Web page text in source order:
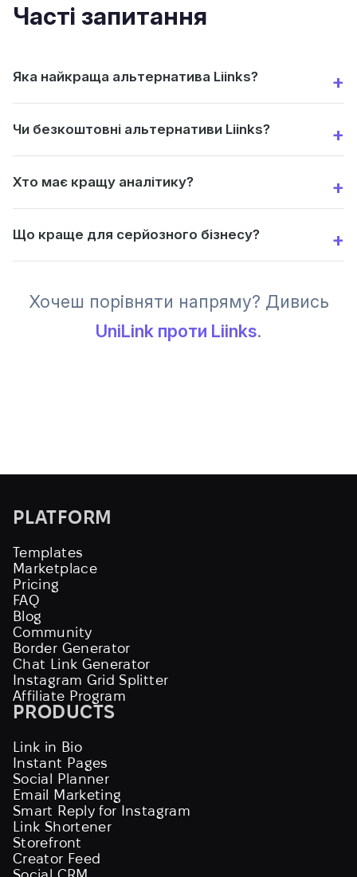
Часті запитання
Яка найкраща альтернатива Liinks?
Чи безкоштовні альтернативи Liinks?
Хто має кращу аналітику?
Що краще для серйозного бізнесу?
Хочеш порівняти напряму? Дивись
UniLink проти Liinks.
PLATFORM
Templates
Marketplace
Pricing
FAQ
Blog
Community
Border Generator
Chat Link Generator
Instagram Grid Splitter
Affiliate Program
PRODUCTS
Link in Bio
Instant Pages
Social Planner
Email Marketing
Smart Reply for Instagram
Link Shortener
Storefront
Creator Feed